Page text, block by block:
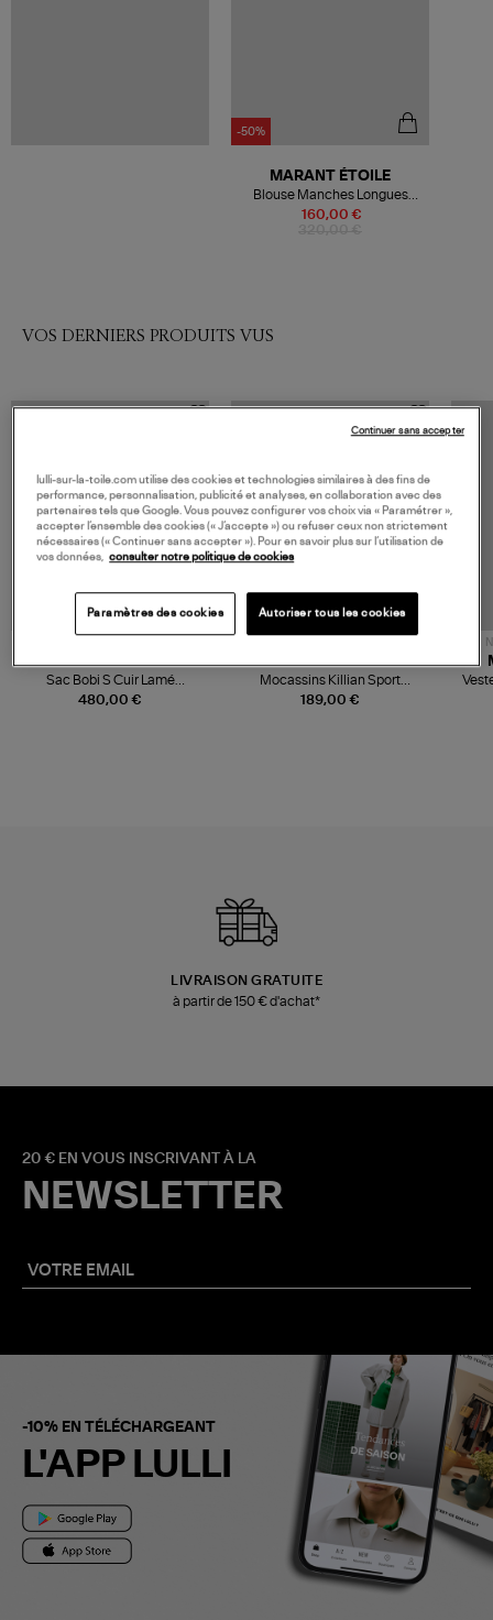
-50%
160,00 €
MARANT ÉTOILE
Blouse Manches Longues
Daytonea Ochre
VOS DERNIERS PRODUITS VUS
480,00 €
JEROME DREYFUSS
Sac Bobi S Cuir Lamé
Champagne
189,00 €
TORAL
Mocassins Killian Sport
Mousse
LIVRAISON GRATUITE
à partir de 150 € d'achat*
20 € EN VOUS INSCRIVANT À LA
NEWSLETTER
-10% EN TÉLÉCHARGEANT
L'APP LULLI
lulli-sur-la-toile.com utilise des cookies et technologies similaires à des fins de
performance, personnalisation, publicité et analyses, en collaboration avec des
partenaires tels que Google. Vous pouvez configurer vos choix via « Paramétrer »,
accepter l’ensemble des cookies (« J’accepte ») ou refuser ceux non strictement
nécessaires (« Continuer sans accepter »). Pour en savoir plus sur l’utilisation de
vos données, consulter notre politique de cookies
Paramètres des cookies Autoriser tous les cookies
Continuer sans accepter